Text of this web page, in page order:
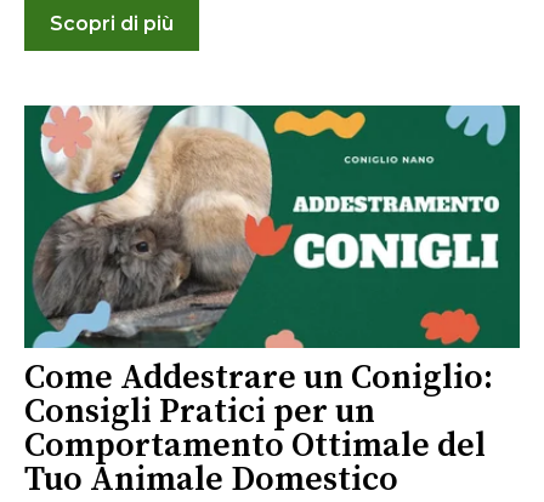
Scopri di più
Come Addestrare un Coniglio:
Consigli Pratici per un
Comportamento Ottimale del
Tuo Animale Domestico